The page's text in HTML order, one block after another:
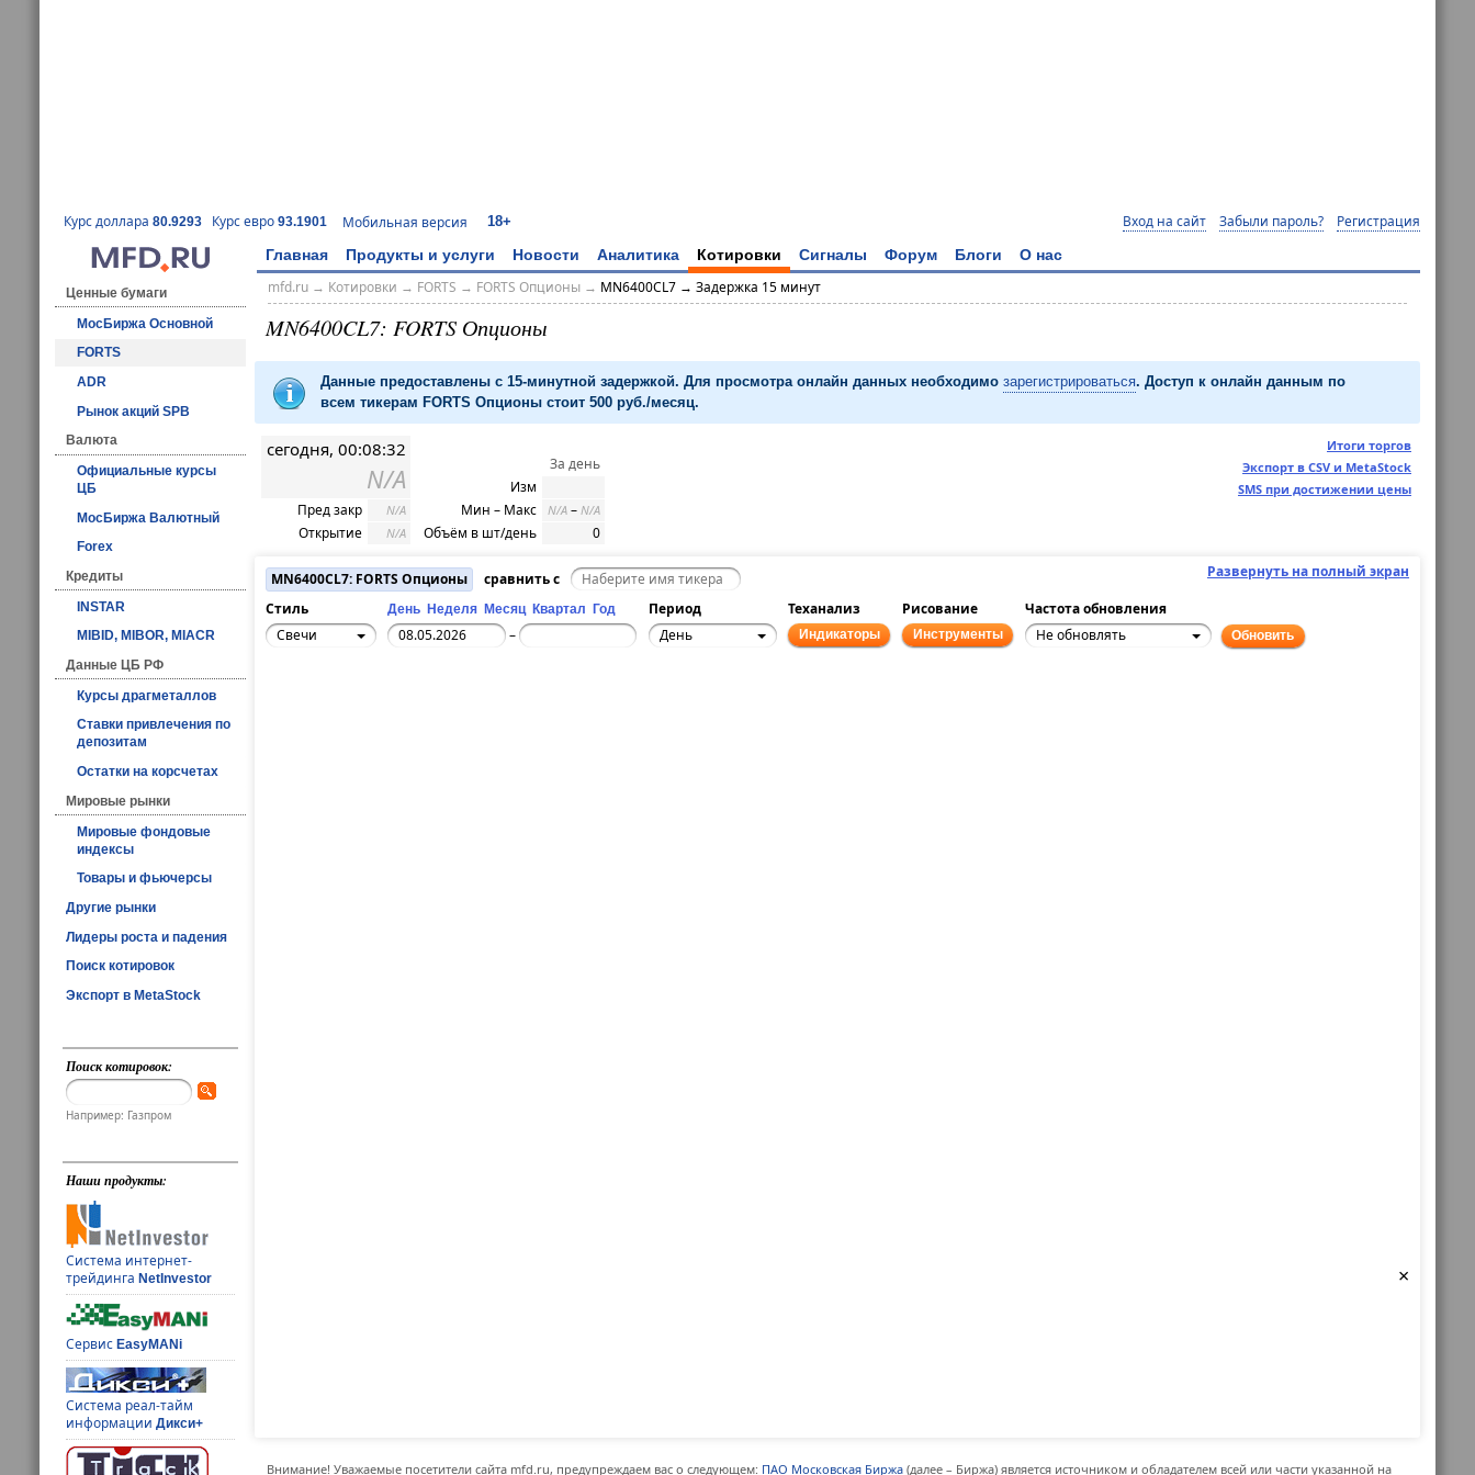
Курс доллара 80.9293 Курс евро 93.1901 Мобильная версия 18+ Вход на сайт Забыли пароль? Регистрация
Главная Продукты и услуги Новости Аналитика Котировки Сигналы Форум Блоги О нас
Ценные бумаги
МосБиржа Основной
FORTS
ADR
Рынок акций SPB
Валюта
Официальные курсы
ЦБ
МосБиржа Валютный
Forex
Кредиты
INSTAR
MIBID, MIBOR, MIACR
Данные ЦБ РФ
Курсы драгметаллов
Ставки привлечения по
депозитам
Остатки на корсчетах
Мировые рынки
Мировые фондовые
индексы
Товары и фьючерсы
Другие рынки
Лидеры роста и падения
Поиск котировок
Экспорт в MetaStock
Поиск котировок:
Например: Газпром
Наши продукты:
Система интернет-
трейдингаNetInvestor
СервисEasyMANi
Система реал-тайм
информацииДикси+
mfd.ru→ Котировки → FORTS → FORTS Опционы→ MN6400CL7 → Задержка 15 минут
MN6400CL7: FORTS Опционы
Данные предоставлены с 15-минутной задержкой. Для просмотра онлайн данных необходимо зарегистрироваться. Доступ к онлайн данным по
всем тикерам FORTS Опционы стоит 500 руб./месяц.
Итоги торгов
Экспорт в CSV и MetaStock
SMS при достижении цены
сегодня, 00:08:32
N/A
Пред закр N/A
Открытие N/A
За день
Изм
Мин – Макс
N/A – N/A
Объём в шт/день 0
Развернуть на полный экран
MN6400CL7: FORTS Опционы
сравнить с
Стиль
День Неделя Месяц Квартал Год Период Теханализ Рисование
Частота обновления
Свечи
– День Индикаторы Инструменты Не обновлять Обновить
×
Внимание! Уважаемые посетители сайта mfd.ru, предупреждаем вас о следующем: ПАО Московская Биржа (далее – Биржа) является источником и обладателем всей или части указанной на